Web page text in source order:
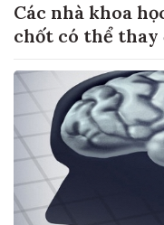
Các nhà khoa
chốt có thể